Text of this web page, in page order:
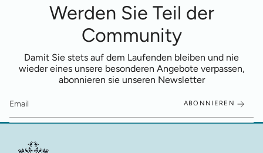
Werden Sie Teil der
Community
Damit Sie stets auf dem Laufenden bleiben und nie
wieder eines unsere besonderen Angebote verpassen,
abonnieren sie unseren Newsletter
ABONNIEREN